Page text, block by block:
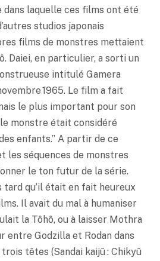
dans laquelle ces films ont été
studios japonais
films de monstres mettaient
Daiei, en particulier, a sorti un
intitulé Gamera
1965. Le film a fait
le plus important pour son
monstre était considéré
enfants.” A partir de ce
les séquences de monstres
le ton futur de la série.
tard qu’il était en fait heureux
Il avait du mal à humaniser
la Tôhô, ou à laisser Mothra
entre Godzilla et Rodan dans
têtes (Sandai kaijû : Chikyû